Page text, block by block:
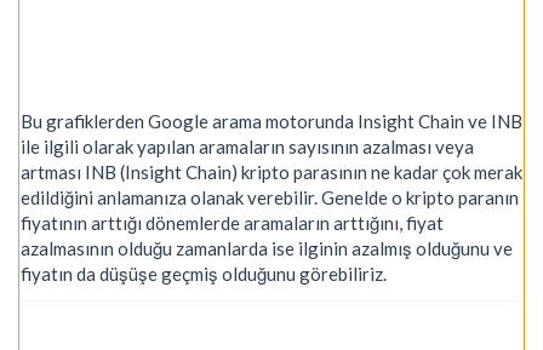
Bu grafiklerden Google arama motorunda Insight Chain ve INB
ile ilgili olarak yapılan aramaların sayısının azalması veya
artması INB (Insight Chain) kripto parasının ne kadar çok merak
edildiğini anlamanıza olanak verebilir. Genelde o kripto paranın
fiyatının arttığı dönemlerde aramaların arttığını, fiyat
azalmasının olduğu zamanlarda ise ilginin azalmış olduğunu ve
fiyatın da düşüşe geçmiş olduğunu görebiliriz.